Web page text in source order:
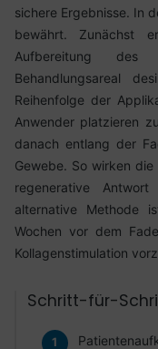
sichere Ergebnisse. In
bewährt. Zunächst
Aufbereitung
Behandlungsareal
Reihenfolge der
Anwender platzieren
danach entlang der
Gewebe. So wirken
regenerative
alternative Methode
Wochen vor dem
Kollagenstimulation
Schritt-für-